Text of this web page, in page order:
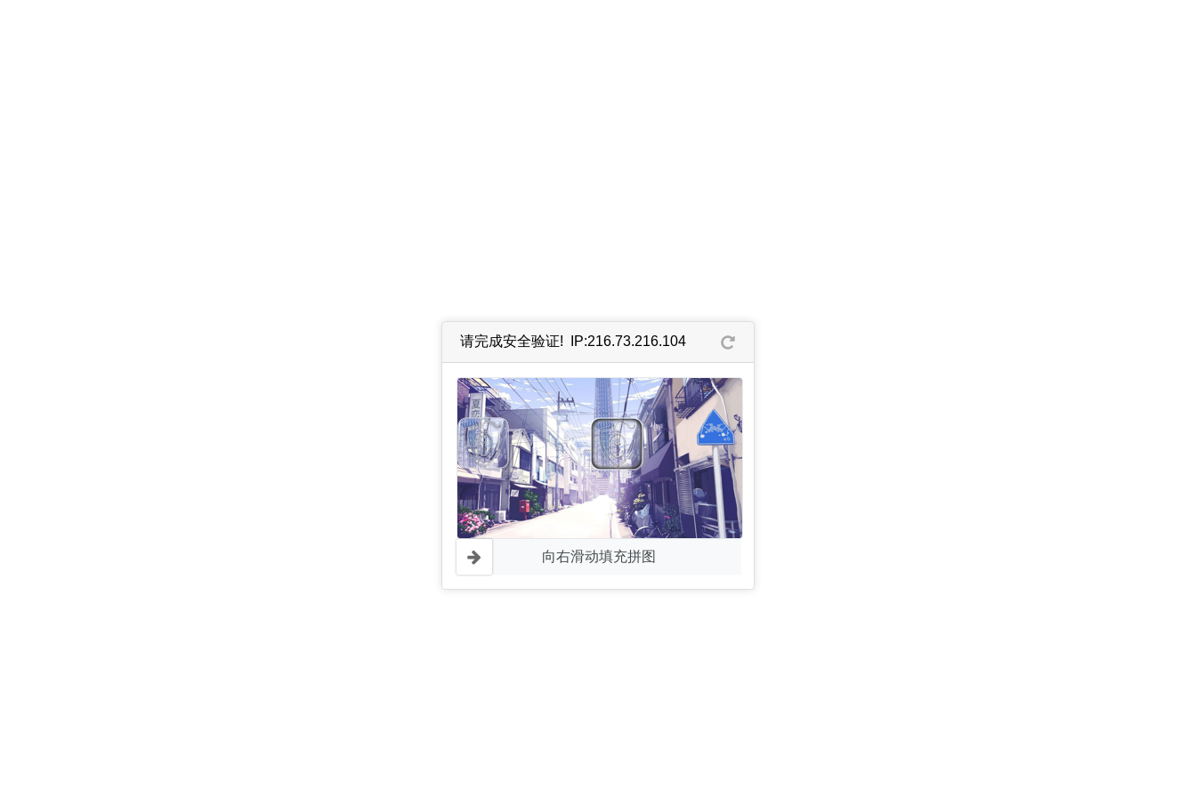
请完成安全验证! IP:216.73.216.104
向右滑动填充拼图